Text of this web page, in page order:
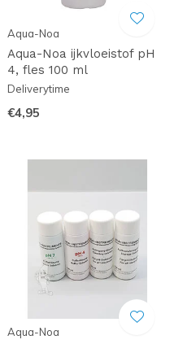
Aqua-Noa
Aqua-Noa ijkvloeistof pH
4, fles 100 ml
Deliverytime
€4,95
Aqua-Noa